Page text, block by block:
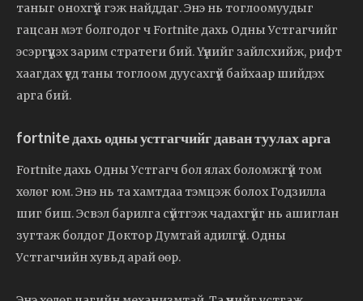
таныг онохгүй гэж найддаг. Энэ нь тоглоомуудыг
гацсан мэт болгодог ч Fortnite дахь Одны Устгагчийг
эсэргүүцэх зарим стратеги бий. Үүнийг зайлсхийж, рифт
хаагдах үед таны тоглоом дуусахгүй байхаар шийдэх
арга бий.
fortnite дахь одны устгагчийг даван туулах арга
Fortnite дахь Одны Устгагч бол ялах боломжгүй том
хөлөг юм. Энэ нь та хамтдаа тэмцэж болох Годзилла
шиг биш. Эсвэл барилга сүйтгэж чадахгүйг нь ашиглан
зугтаж болдог Доктор Думтай адилгүй. Одны
Устгагчийн хувьд арай өөр.